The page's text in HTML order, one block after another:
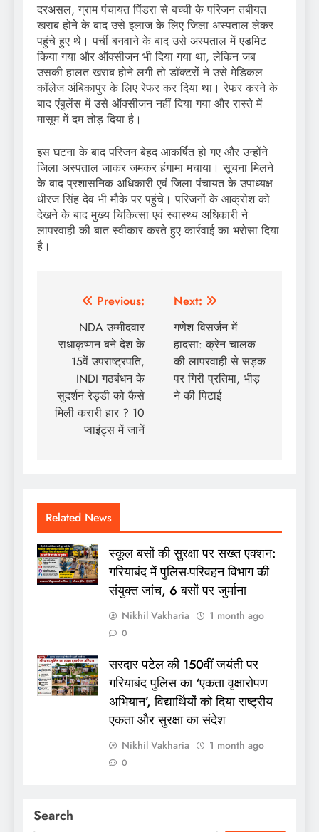
दरअसल, ग्राम पंचायत पिंडरा से बच्ची के परिजन तबीयत
खराब होने के बाद उसे इलाज के लिए जिला अस्पताल लेकर
पहुंचे हुए थे। पर्ची बनवाने के बाद उसे अस्पताल में एडमिट
किया गया और ऑक्सीजन भी दिया गया था, लेकिन जब
उसकी हालत खराब होने लगी तो डॉक्टरों ने उसे मेडिकल
कॉलेज अंबिकापुर के लिए रेफर कर दिया था। रेफर करने के
बाद एंबुलेंस में उसे ऑक्सीजन नहीं दिया गया और रास्ते में
मासूम में दम तोड़ दिया है।
इस घटना के बाद परिजन बेहद आकर्षित हो गए और उन्होंने
जिला अस्पताल जाकर जमकर हंगामा मचाया। सूचना मिलने
के बाद प्रशासनिक अधिकारी एवं जिला पंचायत के उपाध्यक्ष
धीरज सिंह देव भी मौके पर पहुंचे। परिजनों के आक्रोश को
देखने के बाद मुख्य चिकित्सा एवं स्वास्थ्य अधिकारी ने
लापरवाही की बात स्वीकार करते हुए कार्रवाई का भरोसा दिया
है।
Post
navigation
Previous:
NDA उम्मीदवार
राधाकृष्णन बने देश के
15वें उपराष्ट्रपति,
INDI गठबंधन के
सुदर्शन रेड्डी को कैसे
मिली करारी हार ? 10
प्वाइंट्स में जानें
Next:
गणेश विसर्जन में
हादसा: क्रेन चालक
की लापरवाही से सड़क
पर गिरी प्रतिमा, भीड़
ने की पिटाई
Related News
स्कूल बसों की सुरक्षा पर सख्त एक्शन:
गरियाबंद में पुलिस-परिवहन विभाग की
संयुक्त जांच, 6 बसों पर जुर्माना
Nikhil Vakharia 1 month ago
0
सरदार पटेल की 150वीं जयंती पर
गरियाबंद पुलिस का ‘एकता वृक्षारोपण
अभियान’, विद्यार्थियों को दिया राष्ट्रीय
एकता और सुरक्षा का संदेश
Nikhil Vakharia 1 month ago
0
Search